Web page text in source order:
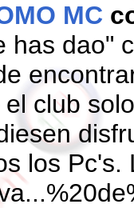
MC
has dao"
club
los Pc's.